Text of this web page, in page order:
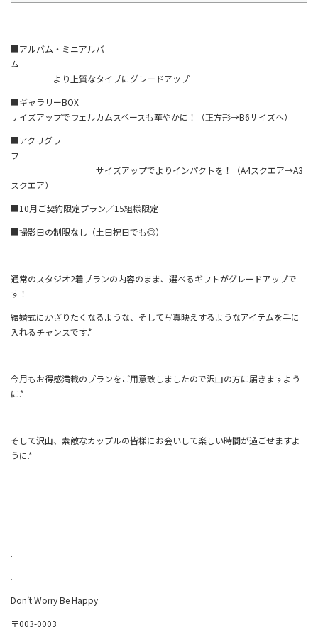
■アルバム・ミニアルバ
ム
より上質なタイプにグレードアップ
■ギャラリーBOX
サイズアップでウェルカムスペースも華やかに！（正方形→B6サイズへ）
■アクリグラ
フ
サイズアップでよりインパクトを！（A4スクエア→A3
スクエア）
■10月ご契約限定プラン／15組様限定
■撮影日の制限なし（土日祝日でも◎）
通常のスタジオ2着プランの内容のまま、選べるギフトがグレードアップで
す！
結婚式にかざりたくなるような、そして写真映えするようなアイテムを手に
入れるチャンスです.*
今月もお得感満載のプランをご用意致しましたので沢山の方に届きますよう
に.*
そして沢山、素敵なカップルの皆様にお会いして楽しい時間が過ごせますよ
うに.*
.
.
Don’t Worry Be Happy
〒003-0003